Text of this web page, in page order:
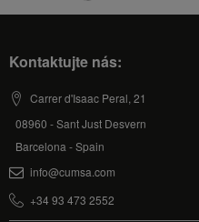
Kontaktujte nás:
Carrer d'Isaac Peral, 21
08960 - Sant Just Desvern
Barcelona - Spain
info@cumsa.com
+34 93 473 2552